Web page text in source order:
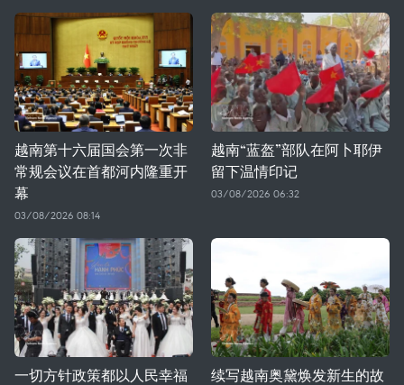
越南第十六届国会第一次非
常规会议在首都河内隆重开
幕
03/08/2026 08:14
越南“蓝盔”部队在阿卜耶伊
留下温情印记
03/08/2026 06:32
一切方针政策都以人民幸福
续写越南奥黛焕发新生的故